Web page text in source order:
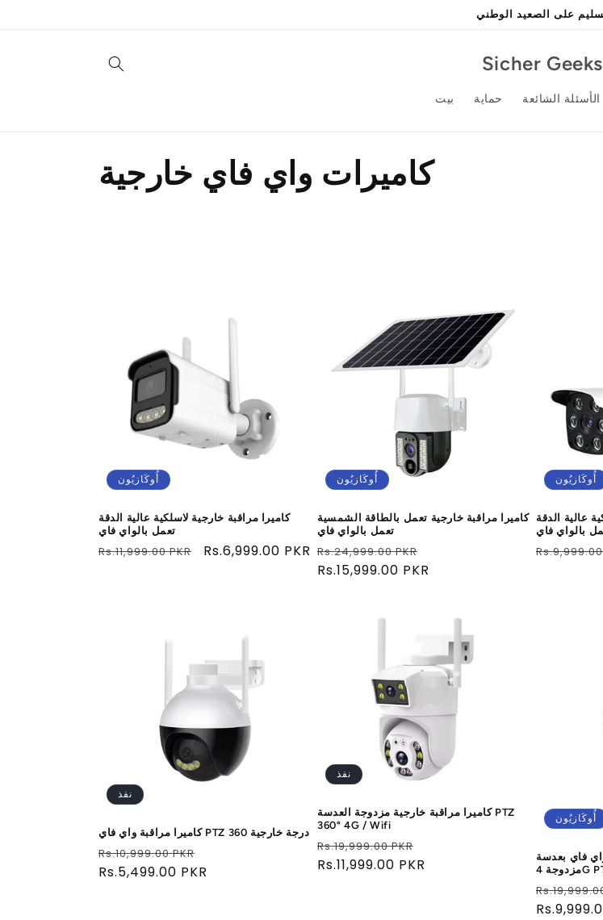
على الصعيد الوطني
Sicher Geeks
بيت حماية الأسئلة الشائعة
م
كاميرات واي فاي خارجية
أُوكَازيُون
كاميرا مراقبة خارجية لاسلكية عالية الدقة
تعمل بالواي فاي
سعر
Rs.11,999.00 PKR
سعر
Rs.6,999.00 PKR
أُوكَازيُون
كاميرا مراقبة خارجية تعمل بالطاقة الشمسية
تعمل بالواي فاي
سعر
عادي
Rs.24,999.00 PKR
البيعRs.15,999.00 PKR
أُوكَازيُون
عالية الدقة
بالواي فاي
سعر
نفذ
كاميرا مراقبة واي فاي PTZ 360 درجة خارجية
سعر
عادي
Rs.10,999.00 PKR
البيعRs.5,499.00 PKR
نفذ
كاميرا مراقبة خارجية مزدوجة العدسة PTZ
360° 4G / Wifi
سعر
عادي
Rs.19,999.00 PKR
البيعRs.11,999.00 PKR
أُوكَازيُون
فاي بعدسة
سعر
عادي